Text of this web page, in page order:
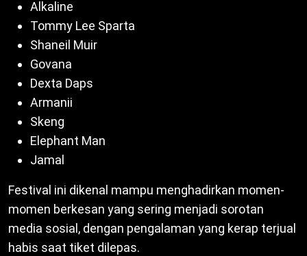
Alkaline
Tommy Lee Sparta
Shaneil Muir
Govana
Dexta Daps
Armanii
Skeng
Elephant Man
Jamal
Festival ini dikenal mampu menghadirkan momen-
momen berkesan yang sering menjadi sorotan
media sosial, dengan pengalaman yang kerap terjual
habis saat tiket dilepas.